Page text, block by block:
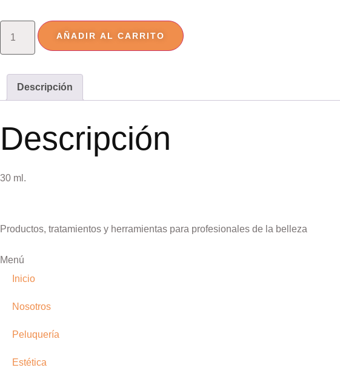
AÑADIR AL CARRITO
Descripción
Descripción
30 ml.
Productos, tratamientos y herramientas para profesionales de la belleza
Menú
Inicio
Nosotros
Peluquería
Estética